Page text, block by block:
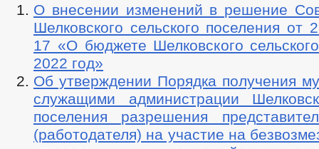
О внесении изменений в решение
Шелковского сельского поселения от
17 «О бюджете Шелковского
2022 год»
Об утверждении Порядка получения
служащими администрации
поселения разрешения
(работодателя) на участие на